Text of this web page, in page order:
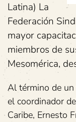
Latina) La
Federación
mayor
miembros de
Mesomérica,
Al término de
el coordinador
Caribe, Ernesto